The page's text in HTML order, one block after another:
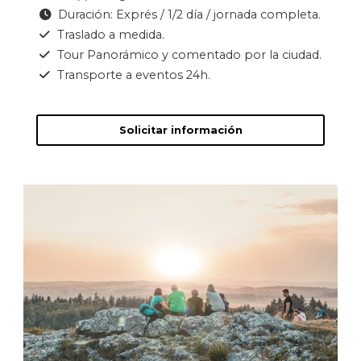
Duración: Exprés / 1/2 día / jornada completa.
Traslado a medida.
Tour Panorámico y comentado por la ciudad.
Transporte a eventos 24h.
Solicitar información